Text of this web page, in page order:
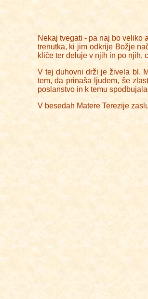
Nekaj tvegati - pa naj bo veliko
trenutka, ki jim odkrije Božje
kliče ter deluje v njih in po njih,
V tej duhovni drži je živela bl.
tem, da prinaša ljudem, še
poslanstvo in k temu
V besedah Matere Terezije